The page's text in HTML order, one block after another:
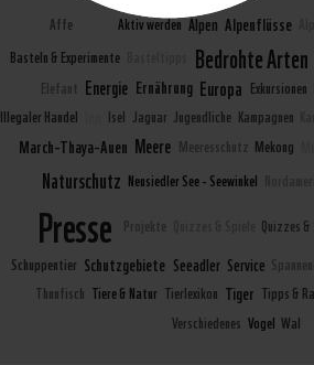
Affe Aktiv werden Alpen Alpenflüsse
Basteln & Experimente
Bedrohte Arten
Elefant Energie Ernährung Europa Exkursionen
Illegaler Handel
Isel Jaguar Jugendliche Kampagnen
March-Thaya-Auen Meere Meeresschutz Mekong
Naturschutz Neusiedler See - Seewinkel
Presse Projekte Quizzes
Schuppentier Schutzgebiete Seeadler Service
Thunfisch Tiere & Natur Tierlexikon Tiger Tipps &
Verschiedenes Vogel Wal